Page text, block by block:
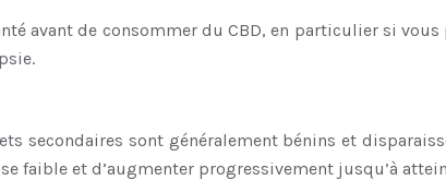
avant de consommer du CBD, en particulier si
secondaires sont généralement bénins et
faible et d’augmenter progressivement jusqu’à